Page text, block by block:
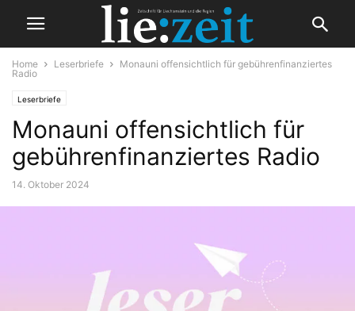
Home Leserbriefe
Monauni offensichtlich für gebührenfinanziertes
Radio
Leserbriefe
Monauni offensichtlich für
gebührenfinanziertes Radio
14. Oktober 2024